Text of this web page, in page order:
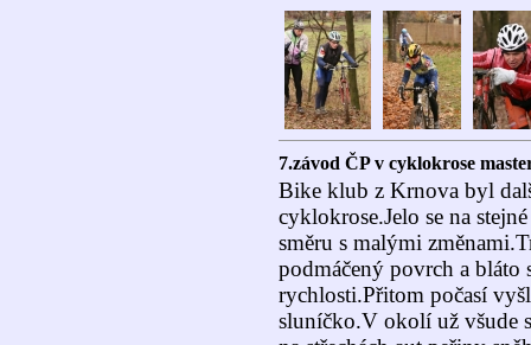
7.závod ČP v cyklokrose
Bike klub z Krnova byl
cyklokrose.Jelo se na
směru s malými
podmáčený povrch a bláto
rychlosti.Přitom počasí
sluníčko.V okolí už všude